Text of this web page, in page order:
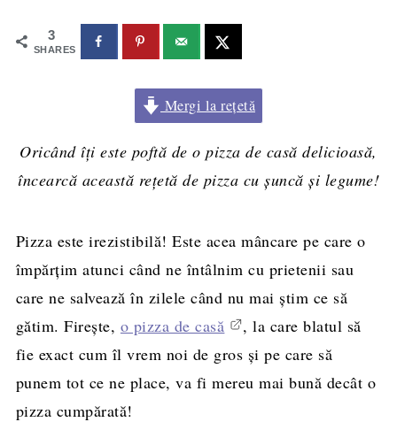
3
SHARES
Mergi la rețetă
Oricând îți este poftă de o pizza de casă delicioasă,
încearcă această rețetă de pizza cu șuncă și legume!
Pizza este irezistibilă! Este acea mâncare pe care o
împărțim atunci când ne întâlnim cu prietenii sau
care ne salvează în zilele când nu mai știm ce să
gătim. Firește, o pizza de casă
, la care blatul să
fie exact cum îl vrem noi de gros și pe care să
punem tot ce ne place, va fi mereu mai bună decât o
pizza cumpărată!